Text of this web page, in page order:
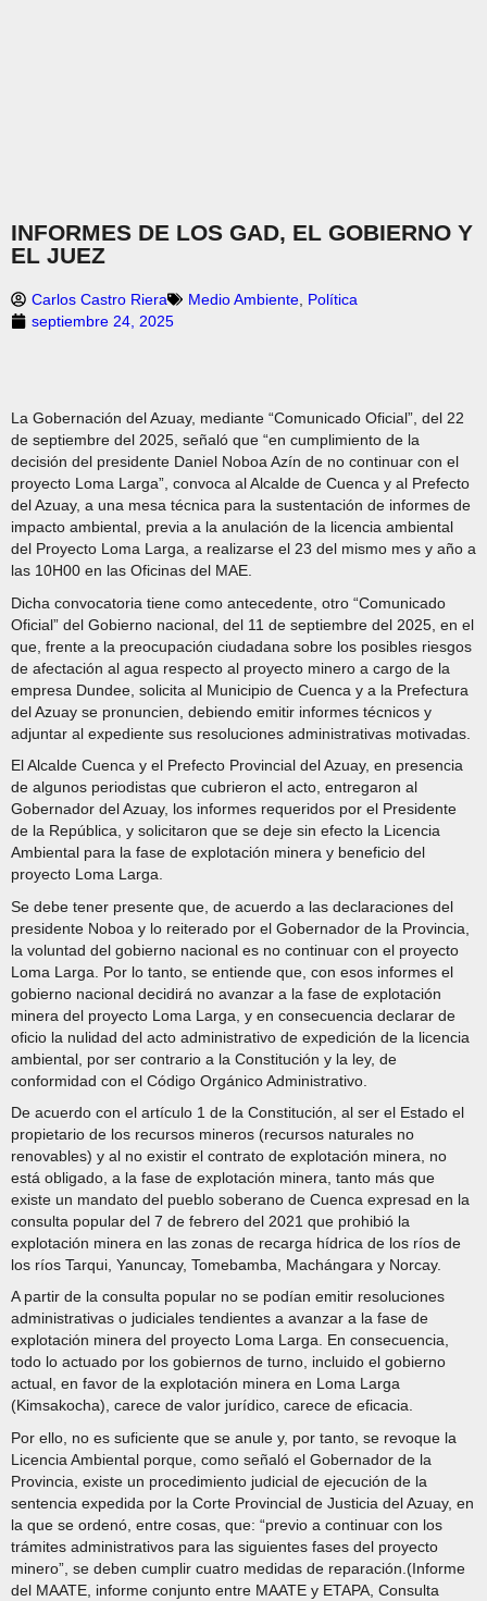
INFORMES DE LOS GAD, EL GOBIERNO Y
EL JUEZ
Carlos Castro Riera Medio Ambiente Política
septiembre 24, 2025
La Gobernación del Azuay, mediante “Comunicado Oficial”, del 22
de septiembre del 2025, señaló que “en cumplimiento de la
decisión del presidente Daniel Noboa Azín de no continuar con el
proyecto Loma Larga”, convoca al Alcalde de Cuenca y al Prefecto
del Azuay, a una mesa técnica para la sustentación de informes de
impacto ambiental, previa a la anulación de la licencia ambiental
del Proyecto Loma Larga, a realizarse el 23 del mismo mes y año a
las 10H00 en las Oficinas del MAE.
Dicha convocatoria tiene como antecedente, otro “Comunicado
Oficial” del Gobierno nacional, del 11 de septiembre del 2025, en el
que, frente a la preocupación ciudadana sobre los posibles riesgos
de afectación al agua respecto al proyecto minero a cargo de la
empresa Dundee, solicita al Municipio de Cuenca y a la Prefectura
del Azuay se pronuncien, debiendo emitir informes técnicos y
adjuntar al expediente sus resoluciones administrativas motivadas.
El Alcalde Cuenca y el Prefecto Provincial del Azuay, en presencia
de algunos periodistas que cubrieron el acto, entregaron al
Gobernador del Azuay, los informes requeridos por el Presidente
de la República, y solicitaron que se deje sin efecto la Licencia
Ambiental para la fase de explotación minera y beneficio del
proyecto Loma Larga.
Se debe tener presente que, de acuerdo a las declaraciones del
presidente Noboa y lo reiterado por el Gobernador de la Provincia,
la voluntad del gobierno nacional es no continuar con el proyecto
Loma Larga. Por lo tanto, se entiende que, con esos informes el
gobierno nacional decidirá no avanzar a la fase de explotación
minera del proyecto Loma Larga, y en consecuencia declarar de
oficio la nulidad del acto administrativo de expedición de la licencia
ambiental, por ser contrario a la Constitución y la ley, de
conformidad con el Código Orgánico Administrativo.
De acuerdo con el artículo 1 de la Constitución, al ser el Estado el
propietario de los recursos mineros (recursos naturales no
renovables) y al no existir el contrato de explotación minera, no
está obligado, a la fase de explotación minera, tanto más que
existe un mandato del pueblo soberano de Cuenca expresad en la
consulta popular del 7 de febrero del 2021 que prohibió la
explotación minera en las zonas de recarga hídrica de los ríos de
los ríos Tarqui, Yanuncay, Tomebamba, Machángara y Norcay.
A partir de la consulta popular no se podían emitir resoluciones
administrativas o judiciales tendientes a avanzar a la fase de
explotación minera del proyecto Loma Larga. En consecuencia,
todo lo actuado por los gobiernos de turno, incluido el gobierno
actual, en favor de la explotación minera en Loma Larga
(Kimsakocha), carece de valor jurídico, carece de eficacia.
Por ello, no es suficiente que se anule y, por tanto, se revoque la
Licencia Ambiental porque, como señaló el Gobernador de la
Provincia, existe un procedimiento judicial de ejecución de la
sentencia expedida por la Corte Provincial de Justicia del Azuay, en
la que se ordenó, entre cosas, que: “previo a continuar con los
trámites administrativos para las siguientes fases del proyecto
minero”, se deben cumplir cuatro medidas de reparación.(Informe
del MAATE, informe conjunto entre MAATE y ETAPA, Consulta